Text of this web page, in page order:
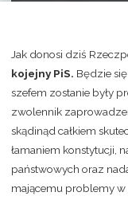
Jak donosi dziś
kojejny PiS. Będzie
szefem zostanie były
zwolennik
skądinąd całkiem
łamaniem konstytucji,
państwowych oraz
mającemu problemy w